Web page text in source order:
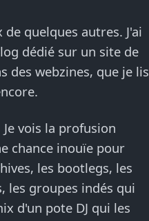
quelques autres. J'ai
dédié sur un site de
des webzines, que je lis
vois la profusion
chance inouïe pour
les bootlegs, les
les groupes indés qui
d'un pote DJ qui les